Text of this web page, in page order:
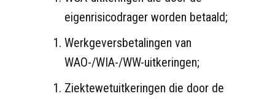
eigenrisicodrager worden betaald;
Werkgeversbetalingen van
WAO-/WIA-/WW-uitkeringen;
Ziektewetuitkeringen die door de